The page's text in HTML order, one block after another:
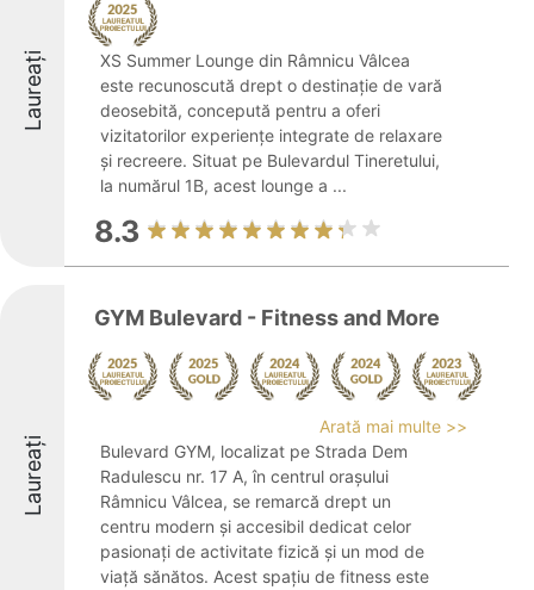
Laureați
XS Summer Lounge din Râmnicu Vâlcea
este recunoscută drept o destinație de vară
deosebită, concepută pentru a oferi
vizitatorilor experiențe integrate de relaxare
și recreere. Situat pe Bulevardul Tineretului,
la numărul 1B, acest lounge a ...
8.3
Laureați
GYM Bulevard - Fitness and More
Arată mai multe >>
Bulevard GYM, localizat pe Strada Dem
Radulescu nr. 17 A, în centrul orașului
Râmnicu Vâlcea, se remarcă drept un
centru modern și accesibil dedicat celor
pasionați de activitate fizică și un mod de
viață sănătos. Acest spațiu de fitness este